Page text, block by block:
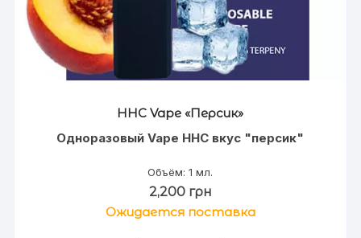
HHC Vape «Персик»
Одноразовый Vape HHC вкус "персик"
Объём: 1 мл.
2,200 грн
Ожидается поставка